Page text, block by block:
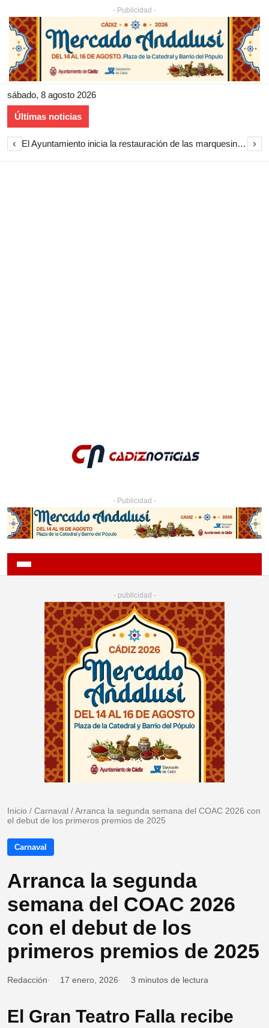
- Publicidad -
sábado, 8 agosto 2026
Últimas noticias
‹ El Ayuntamiento inicia la restauración de las marquesinas de Plaza Esteve para volver a instalarlas en el centro de Jerez ›
- Publicidad -
- publicidad -
Inicio / Carnaval /Arranca la segunda semana del COAC 2026 con
el debut de los primeros premios de 2025
Carnaval
Arranca la segunda
semana del COAC 2026
con el debut de los
primeros premios de 2025
Redacción 17 enero, 2026 3 minutos de lectura
El Gran Teatro Falla recibe